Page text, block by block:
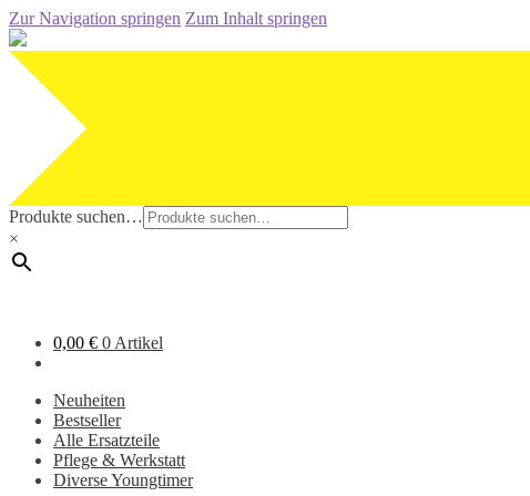
Zur Navigation springen Zum Inhalt springen
Produkte suchen…
×
0,00 € 0 Artikel
Neuheiten
Bestseller
Alle Ersatzteile
Pflege & Werkstatt
Diverse Youngtimer